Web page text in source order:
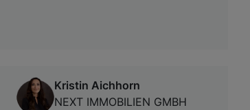
Kristin Aichhorn
NEXT IMMOBILIEN GMBH